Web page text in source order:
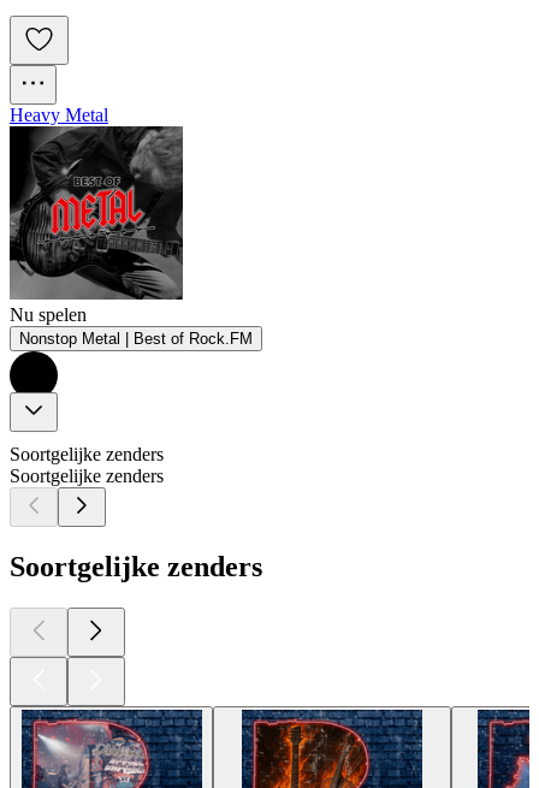
Heavy Metal
Nu spelen
Nonstop Metal | Best of Rock.FM
Soortgelijke zenders
Soortgelijke zenders
Soortgelijke zenders